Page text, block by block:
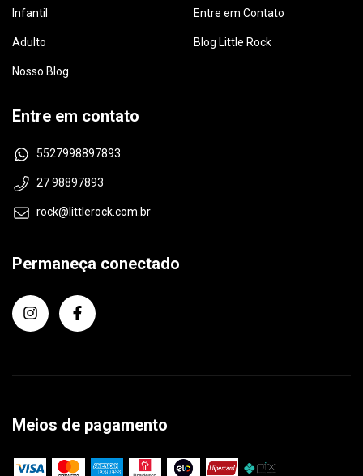
Infantil
Adulto
Nosso Blog
Entre em Contato
Blog Little Rock
Entre em contato
5527998897893
27 98897893
rock@littlerock.com.br
Permaneça conectado
Meios de pagamento